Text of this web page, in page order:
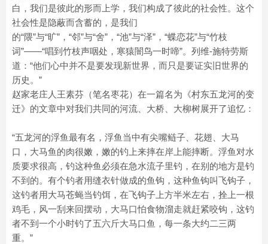
白，我们是彼此的形而上学，我们构成了彼此的社会性。这个
社会性是隐蔽而含蓄的，是我们
的“隈”与“旷”，“邻”与“舍”，“池”与“泽”，“蝶恋花”与“竹枝
词”——“唱到竹枝声咽处，寒猿闇鸟一时啼”。列维-施特劳斯
道：“他们心中并不是要发现新世界，而只是要证实旧世界的
历史。”
赵家老庄人王素芬（笔名枣花）在一篇名为《村东五龙河的变
迁》的文章中对我们共同的河流、大桥、大柳树展开了追忆：
“五龙河的浮鱼最有名，浮鱼当中有尖嘴鲢子、花翅、大马
口，大马鱼的肉很嫩，嫩的钓上来摔在岸上能摔断。浮鱼对水
质要求很高，钓这种鱼必须在急水流子里钓，在别的地方是钓
不到的。有个钓者用缝衣针做成的鱼钩，这种鱼钩叫飞钩子，
这钓者用大马苍蝇当钓饵，在飞钩子上方半米左右，拴上一根
鸡毛，风一刮来回摆动，大马口怕食物溜走就赶紧咬钩，这钓
者不到一个小时钓了五六斤大马口鱼，每一条大约二三两
重。”